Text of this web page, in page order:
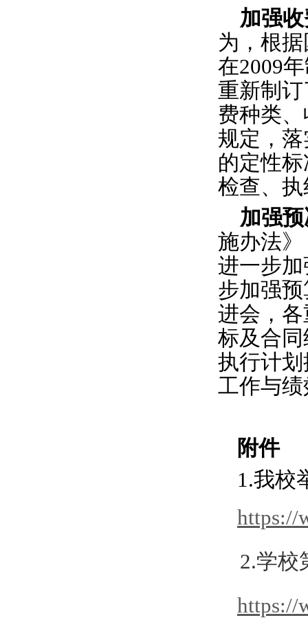
加强
为，根
在2009
重新制
费种类
规定，
的定性
检查、
加强
施办法
进一步
步加强
进会，
标及合
执行计
工作与
附件
1.我校
https://
2.学校
https://